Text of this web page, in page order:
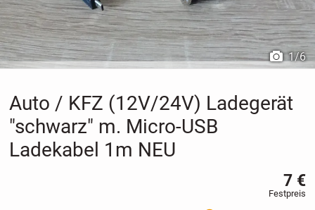
1/6
Auto / KFZ (12V/24V) Ladegerät
"schwarz" m. Micro-USB
Ladekabel 1m NEU
7 €
Festpreis